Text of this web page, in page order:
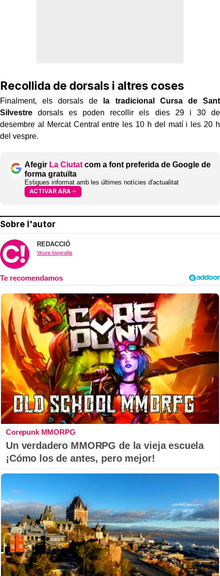
Recollida de dorsals i altres coses
Finalment, els dorsals de
la tradicional Cursa de Sant
Silvestre dorsals es poden recollir els dies 29 i 30 de
desembre al Mercat Central entre les 10 h del matí i les 20 h
del vespre.
Afegir La Ciutat com a font preferida de Google de
forma gratuïta
Estigues informat amb les últimes notícies d'actualitat
ACTIVAR ARA
Sobre l'autor
REDACCIÓ
Veure biografia
Corepunk MMORPG
Un verdadero MMORPG de la vieja escuela
¡Cómo los de antes, pero mejor!